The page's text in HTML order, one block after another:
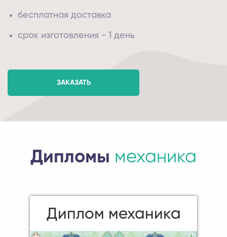
бесплатная доставка
срок изготовления - 1 день
ЗАКАЗАТЬ
Дипломы механика
Диплом механика